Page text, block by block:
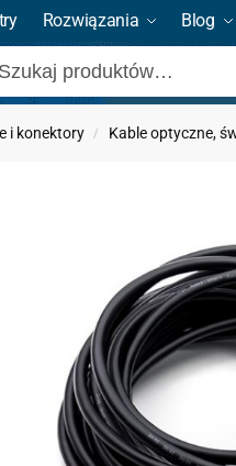
Rozwiązania Blog
i konektory / Kable optyczne,